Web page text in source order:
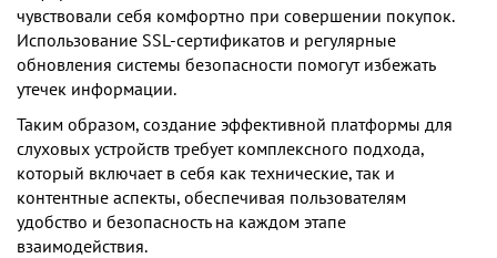
чувствовали себя комфортно при совершении покупок.
Использование SSL-сертификатов и регулярные
обновления системы безопасности помогут избежать
утечек информации.
Таким образом, создание эффективной платформы для
слуховых устройств требует комплексного подхода,
который включает в себя как технические, так и
контентные аспекты, обеспечивая пользователям
удобство и безопасность на каждом этапе
взаимодействия.